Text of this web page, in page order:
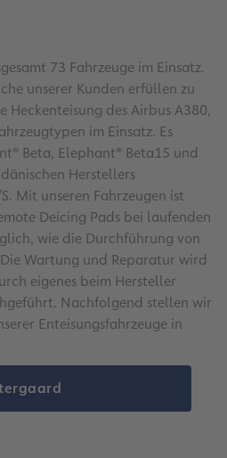
73 Fahrzeuge im Einsatz.
unserer Kunden erfüllen zu
Heckenteisung des Airbus A380,
im Einsatz. Es
Beta, Elephant® Beta15 und
Herstellers
Mit unseren Fahrzeugen ist
Deicing Pads bei laufenden
wie die Durchführung von
Wartung und Reparatur wird
eigenes beim Hersteller
Nachfolgend stellen wir
Enteisungsfahrzeuge in